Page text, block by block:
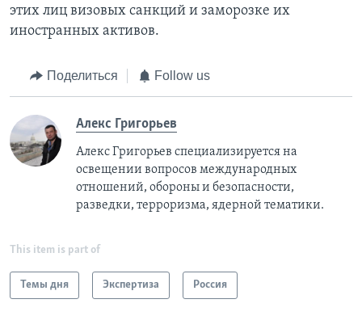
этих лиц визовых санкций и заморозке их
иностранных активов.
Поделиться Follow us
Алекс Григорьев
Алекс Григорьев специализируется на
освещении вопросов международных
отношений, обороны и безопасности,
разведки, терроризма, ядерной тематики.
This item is part of
Темы дня Экспертиза Россия